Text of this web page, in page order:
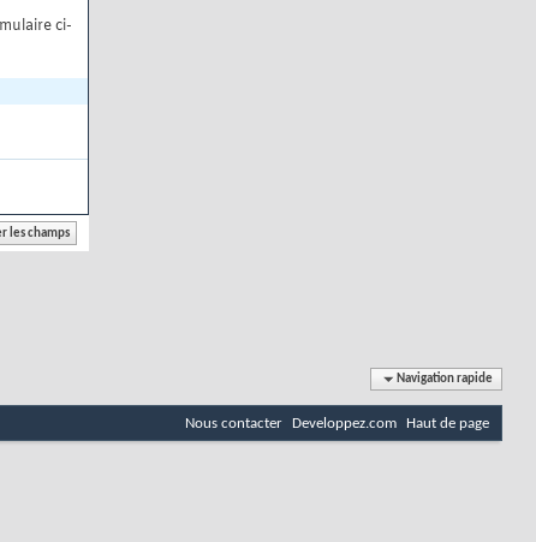
ci-
Navigation rapide
Nous contacter Developpez.com Haut de page